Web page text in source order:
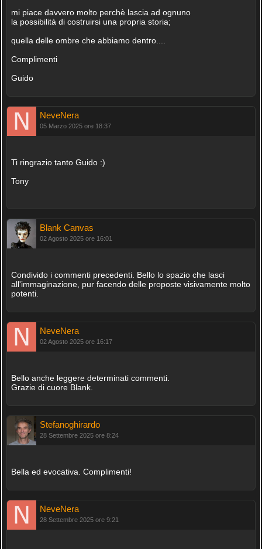
mi piace davvero molto perchè lascia ad ognuno
la possibilità di costruirsi una propria storia;
quella delle ombre che abbiamo dentro....
Complimenti
Guido
NeveNera
05 Marzo 2025 ore 18:37
Ti ringrazio tanto Guido :)
Tony
Blank Canvas
02 Agosto 2025 ore 16:01
Condivido i commenti precedenti. Bello lo spazio che lasci
all'immaginazione, pur facendo delle proposte visivamente molto
potenti.
NeveNera
02 Agosto 2025 ore 16:17
Bello anche leggere determinati commenti.
Grazie di cuore Blank.
Stefanoghirardo
28 Settembre 2025 ore 8:24
Bella ed evocativa. Complimenti!
NeveNera
28 Settembre 2025 ore 9:21